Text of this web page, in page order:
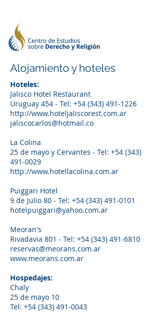
Alojamiento y hoteles
Hoteles:
Jalisco Hotel Restaurant
Uruguay 454 - Tel: +54 (343) 491-1226
http://www.hoteljaliscorest.com.ar
jaliscocarlos@hotmail.co
La Colina
25 de mayo y Cervantes - Tel: +54 (343)
491-0029
http://www.hotellacolina.com.ar
Puiggari Hotel
9 de Julio 80 - Tel: +54 (343) 491-0101
hotelpuiggari@yahoo.com.ar
Meoran's
Rivadavia 801 - Tel: +54 (343) 491-6810
reservas@meorans.com.ar
www.meorans.com.ar
Hospedajes:
Chaly
25 de mayo 10
Tel: +54 (343) 491-0043